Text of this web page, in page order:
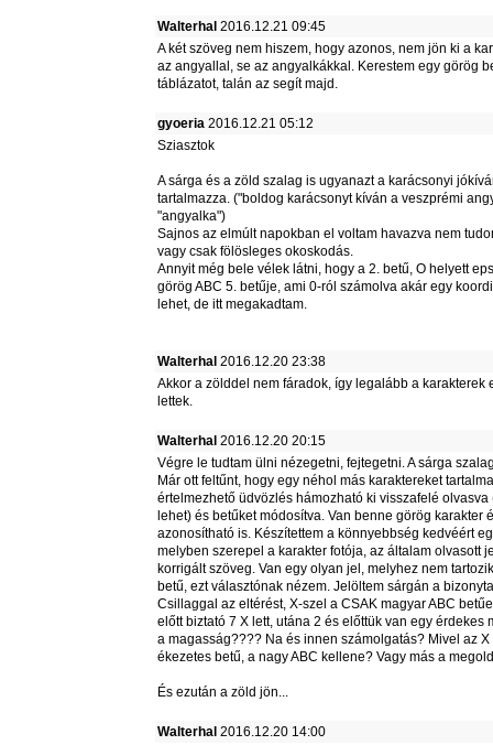
Walterhal 2016.12.21 09:45
A két szöveg nem hiszem, hogy azonos, nem jön ki a
az angyallal, se az angyalkákkal. Kerestem egy görög
táblázatot, talán az segít majd.
gyoeria 2016.12.21 05:12
Sziasztok
A sárga és a zöld szalag is ugyanazt a karácsonyi
tartalmazza. ("boldog karácsonyt kíván a veszprémi
"angyalka")
Sajnos az elmúlt napokban el voltam havazva nem
vagy csak fölösleges okoskodás.
Annyit még bele vélek látni, hogy a 2. betű, O helyett
görög ABC 5. betűje, ami 0-ról számolva akár egy
lehet, de itt megakadtam.
Walterhal 2016.12.20 23:38
Akkor a zölddel nem fáradok, így legalább a karakterek
lettek.
Walterhal 2016.12.20 20:15
Végre le tudtam ülni nézegetni, fejtegetni. A sárga
Már ott feltűnt, hogy egy néhol más karaktereket
értelmezhető üdvözlés hámozható ki visszafelé
lehet) és betűket módosítva. Van benne görög karakter
azonosítható is. Készítettem a könnyebbség kedvéért
melyben szerepel a karakter fotója, az általam olvasott
korrigált szöveg. Van egy olyan jel, melyhez nem
betű, ezt választónak nézem. Jelöltem sárgán a
Csillaggal az eltérést, X-szel a CSAK magyar ABC
előtt biztató 7 X lett, utána 2 és előttük van egy érdekes
a magasság???? Na és innen számolgatás? Mivel az X
ékezetes betű, a nagy ABC kellene? Vagy más a
És ezután a zöld jön...
Walterhal 2016.12.20 14:00